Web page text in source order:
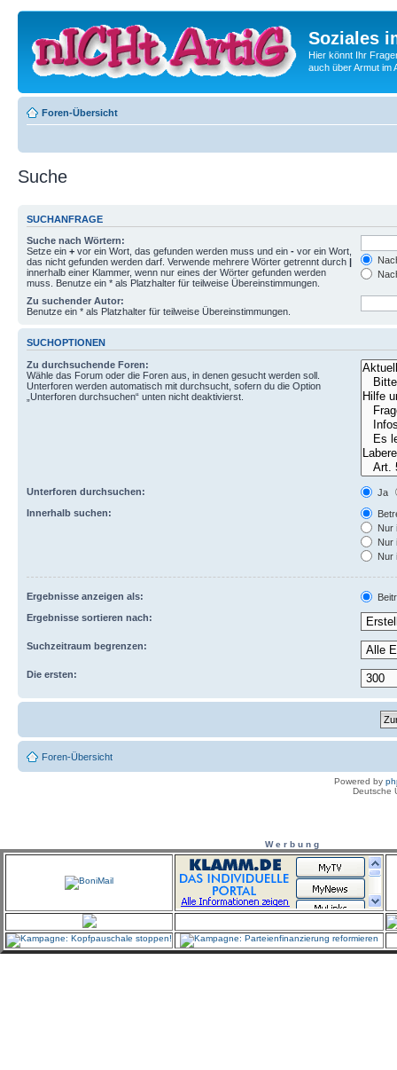
Soziales
Hier könnt Ihr
auch über Armut im
Foren-Übersicht
Suche
SUCHANFRAGE
Suche nach Wörtern:
Setze ein + vor ein Wort, das gefunden werden muss und ein - vor ein Wort,
das nicht gefunden werden darf. Verwende mehrere Wörter getrennt durch |
innerhalb einer Klammer, wenn nur eines der Wörter gefunden werden
muss. Benutze ein * als Platzhalter für teilweise Übereinstimmungen.
Zu suchender Autor:
Benutze ein * als Platzhalter für teilweise Übereinstimmungen.
SUCHOPTIONEN
Zu durchsuchende Foren:
Wähle das Forum oder die Foren aus, in denen gesucht werden soll.
Unterforen werden automatisch mit durchsucht, sofern du die Option
„Unterforen durchsuchen“ unten nicht deaktivierst.
Unterforen durchsuchen:
Ja
Innerhalb suchen:
Nur
Nur
Nur
Ergebnisse anzeigen als:
Ergebnisse sortieren nach:
Suchzeitraum begrenzen:
Die ersten:
Foren-Übersicht
Powered by
Deutsche
W e r b u n g